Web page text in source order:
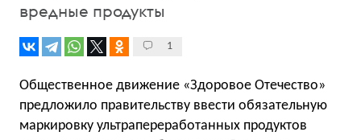
вредные продукты
1
Общественное движение «Здоровое Отечество»
предложило правительству ввести обязательную
маркировку ультрапереработанных продуктов